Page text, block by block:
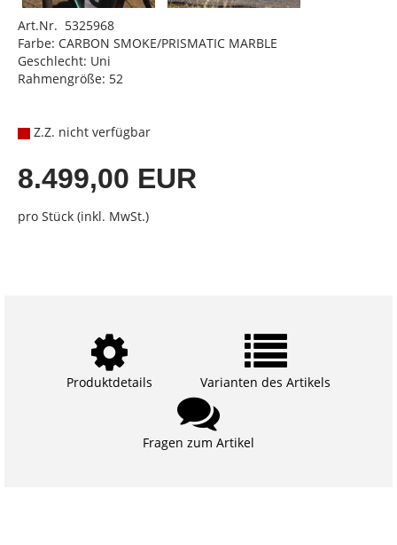
Art.Nr. 5325968
Farbe: CARBON SMOKE/PRISMATIC MARBLE
Geschlecht: Uni
Rahmengröße: 52
Z.Z. nicht verfügbar
8.499,00 EUR
pro Stück (inkl. MwSt.)
Produktdetails Varianten des Artikels
Fragen zum Artikel